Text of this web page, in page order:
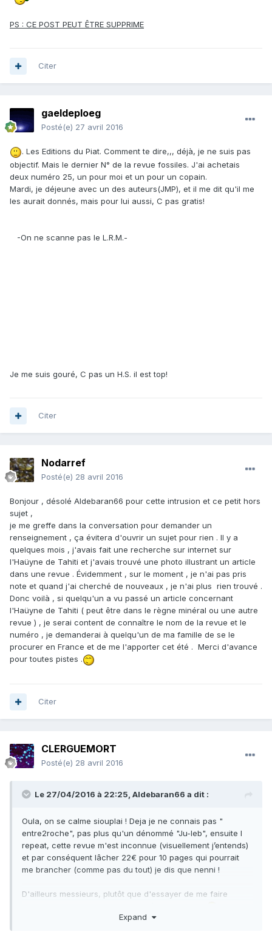
PS : CE POST PEUT ÊTRE SUPPRIME
Citer
gaeldeploeg
Posté(e) 27 avril 2016
. Les Editions du Piat. Comment te dire,,, déjà, je ne suis pas
objectif. Mais le dernier N° de la revue fossiles. J'ai achetais
deux numéro 25, un pour moi et un pour un copain.
Mardi, je déjeune avec un des auteurs(JMP), et il me dit qu'il me
les aurait donnés, mais pour lui aussi, C pas gratis!
-On ne scanne pas le L.R.M.-
Je me suis gouré, C pas un H.S. il est top!
Citer
Nodarref
Posté(e) 28 avril 2016
Bonjour , désolé Aldebaran66 pour cette intrusion et ce petit hors
sujet ,
je me greffe dans la conversation pour demander un
renseignement , ça évitera d'ouvrir un sujet pour rien . Il y a
quelques mois , j'avais fait une recherche sur internet sur
l'Haüyne de Tahiti et j'avais trouvé une photo illustrant un article
dans une revue . Évidemment , sur le moment , je n'ai pas pris
note et quand j'ai cherché de nouveaux , je n'ai plus rien trouvé .
Donc voilà , si quelqu'un a vu passé un article concernant
l'Haüyne de Tahiti ( peut être dans le règne minéral ou une autre
revue ) , je serai content de connaître le nom de la revue et le
numéro , je demanderai à quelqu'un de ma famille de se le
procurer en France et de me l'apporter cet été . Merci d'avance
pour toutes pistes .
Citer
CLERGUEMORT
Posté(e) 28 avril 2016
Le 27/04/2016 à 22:25, Aldebaran66 a dit :
Oula, on se calme siouplai ! Deja je ne connais pas "
entre2roche", pas plus qu'un dénommé "Ju-leb", ensuite I
repeat, cette revue m'est inconnue (visuellement j’entends)
et par conséquent lâcher 22€ pour 10 pages qui pourrait
me brancher (comme pas du tout) je dis que nenni !
D'ailleurs messieurs, plutôt que d'essayer de me faire
n'avez même pas répondu à mon interrogation... revue
Expand